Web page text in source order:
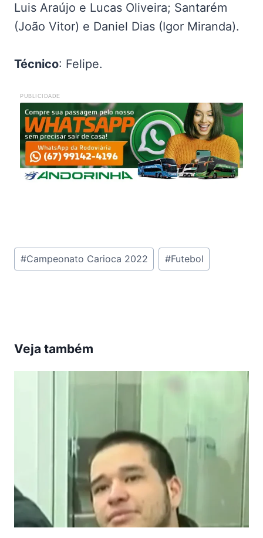
Luis Araújo e Lucas Oliveira; Santarém
(João Vitor) e Daniel Dias (Igor Miranda).
Técnico: Felipe.
PUBLICIDADE
Tags
do
#Campeonato Carioca 2022 #Futebol
Veja também